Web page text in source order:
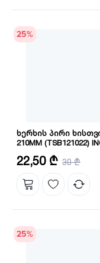
25%
ხერხის პირი
210MM (TSB121022)
შპინდელის ზომა: 30 მმ
ზომა: 210 მმ
22,50 ₾ 30 ₾
25%